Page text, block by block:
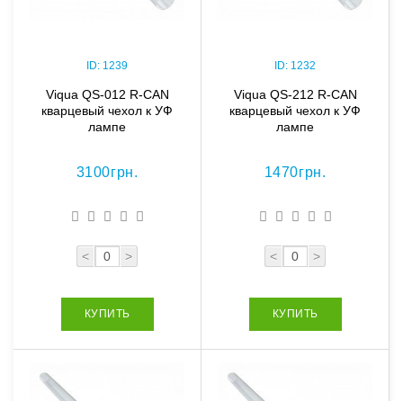
ID: 1239
Viqua QS-012 R-CAN
кварцевый чехол к УФ
лампе
3100грн.
< >
КУПИТЬ
ID: 1232
Viqua QS-212 R-CAN
кварцевый чехол к УФ
лампе
1470грн.
< >
КУПИТЬ